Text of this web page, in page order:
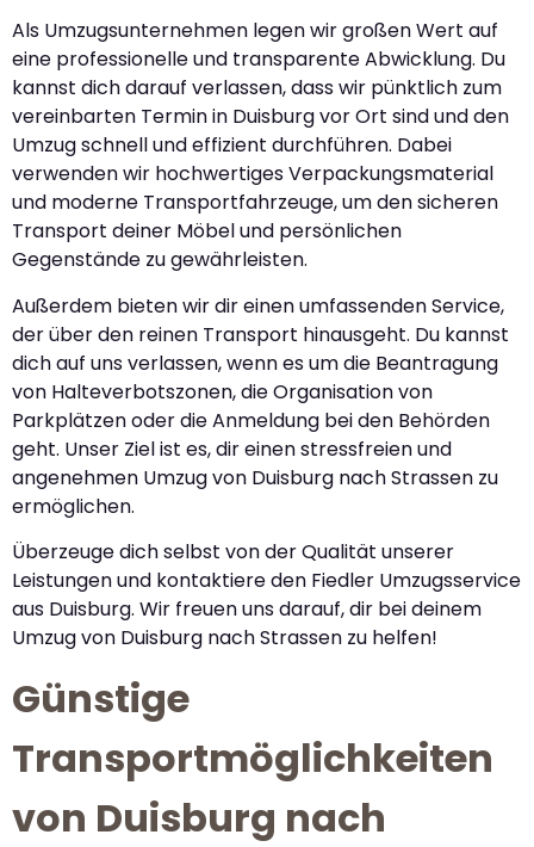
Als Umzugsunternehmen legen wir großen Wert auf
eine professionelle und transparente Abwicklung. Du
kannst dich darauf verlassen, dass wir pünktlich zum
vereinbarten Termin in Duisburg vor Ort sind und den
Umzug schnell und effizient durchführen. Dabei
verwenden wir hochwertiges Verpackungsmaterial
und moderne Transportfahrzeuge, um den sicheren
Transport deiner Möbel und persönlichen
Gegenstände zu gewährleisten.
Außerdem bieten wir dir einen umfassenden Service,
der über den reinen Transport hinausgeht. Du kannst
dich auf uns verlassen, wenn es um die Beantragung
von Halteverbotszonen, die Organisation von
Parkplätzen oder die Anmeldung bei den Behörden
geht. Unser Ziel ist es, dir einen stressfreien und
angenehmen Umzug von Duisburg nach Strassen zu
ermöglichen.
Überzeuge dich selbst von der Qualität unserer
Leistungen und kontaktiere den Fiedler Umzugsservice
aus Duisburg. Wir freuen uns darauf, dir bei deinem
Umzug von Duisburg nach Strassen zu helfen!
Günstige
Transportmöglichkeiten
von Duisburg nach